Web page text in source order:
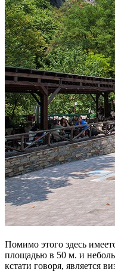
Помимо этого здесь
площадью в 50 м. и
кстати говоря, является